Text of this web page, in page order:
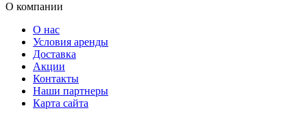
О компании
О нас
Условия аренды
Доставка
Акции
Контакты
Наши партнеры
Карта сайта